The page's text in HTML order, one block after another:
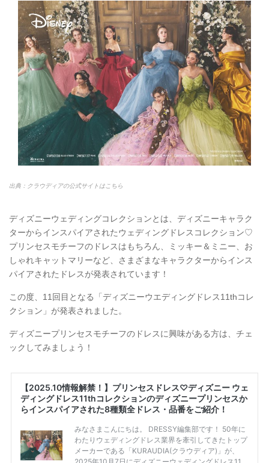
出典：クラウディアの公式サイトはこちら
ディズニーウェディングコレクションとは、ディズニーキャラク
ターからインスパイアされたウェディングドレスコレクション♡
プリンセスモチーフのドレスはもちろん、ミッキー＆ミニー、お
しゃれキャットマリーなど、さまざまなキャラクターからインス
パイアされたドレスが発表されています！
この度、11回目となる「ディズニーウエディングドレス11thコレ
クション」が発表されました。
ディズニープリンセスモチーフのドレスに興味がある方は、チェ
ックしてみましょう！